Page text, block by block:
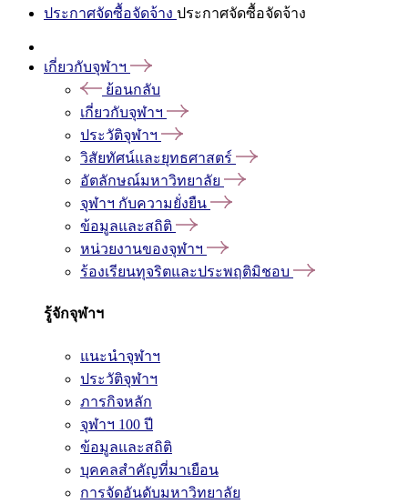
ประกาศจัดซื้อจัดจ้าง ประกาศจัดซื้อจัดจ้าง
เกี่ยวกับจุฬาฯ
ย้อนกลับ
เกี่ยวกับจุฬาฯ
ประวัติจุฬาฯ
วิสัยทัศน์และยุทธศาสตร์
อัตลักษณ์มหาวิทยาลัย
จุฬาฯ กับความยั่งยืน
ข้อมูลและสถิติ
หน่วยงานของจุฬาฯ
ร้องเรียนทุจริตและประพฤติมิชอบ
รู้จักจุฬาฯ
แนะนำจุฬาฯ
ประวัติจุฬาฯ
ภารกิจหลัก
จุฬาฯ 100 ปี
ข้อมูลและสถิติ
บุคคลสำคัญที่มาเยือน
การจัดอันดับมหาวิทยาลัย